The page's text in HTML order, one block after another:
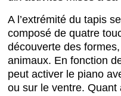
A l’extrémité du tapis
composé de quatre
découverte des
animaux. En fonction
peut activer le piano
ou sur le ventre.